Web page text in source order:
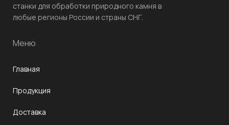
станки для обработки природного камня в
любые регионы России и страны СНГ.
Меню
Главная
Продукция
Доставка